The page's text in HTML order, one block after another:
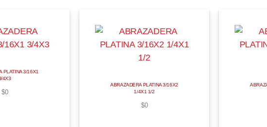
PLATINA 3/16X1
4X3
$0
ABRAZADERA PLATINA 3/16X2
1/4X1 1/2
$0